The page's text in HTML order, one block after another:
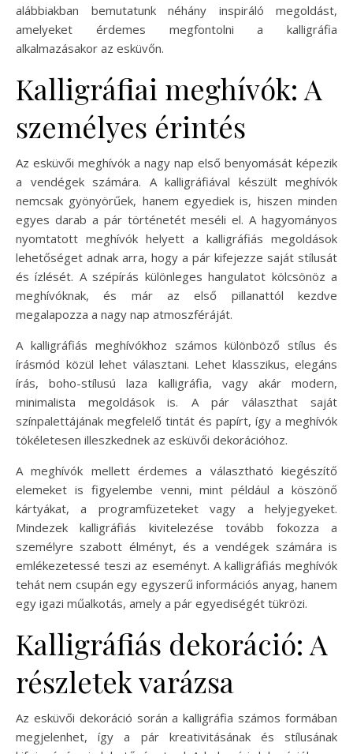
alábbiakban bemutatunk néhány inspiráló megoldást,
amelyeket érdemes megfontolni a kalligráfia
alkalmazásakor az esküvőn.
Kalligráfiai meghívók: A
személyes érintés
Az esküvői meghívók a nagy nap első benyomását képezik
a vendégek számára. A kalligráfiával készült meghívók
nemcsak gyönyörűek, hanem egyediek is, hiszen minden
egyes darab a pár történetét meséli el. A hagyományos
nyomtatott meghívók helyett a kalligráfiás megoldások
lehetőséget adnak arra, hogy a pár kifejezze saját stílusát
és ízlését. A szépírás különleges hangulatot kölcsönöz a
meghívóknak, és már az első pillanattól kezdve
megalapozza a nagy nap atmoszféráját.
A kalligráfiás meghívókhoz számos különböző stílus és
írásmód közül lehet választani. Lehet klasszikus, elegáns
írás, boho-stílusú laza kalligráfia, vagy akár modern,
minimalista megoldások is. A pár választhat saját
színpalettájának megfelelő tintát és papírt, így a meghívók
tökéletesen illeszkednek az esküvői dekorációhoz.
A meghívók mellett érdemes a választható kiegészítő
elemeket is figyelembe venni, mint például a köszönő
kártyákat, a programfüzeteket vagy a helyjegyeket.
Mindezek kalligráfiás kivitelezése tovább fokozza a
személyre szabott élményt, és a vendégek számára is
emlékezetessé teszi az eseményt. A kalligráfiás meghívók
tehát nem csupán egy egyszerű információs anyag, hanem
egy igazi műalkotás, amely a pár egyediségét tükrözi.
Kalligráfiás dekoráció: A
részletek varázsa
Az esküvői dekoráció során a kalligráfia számos formában
megjelenhet, így a pár kreativitásának és stílusának